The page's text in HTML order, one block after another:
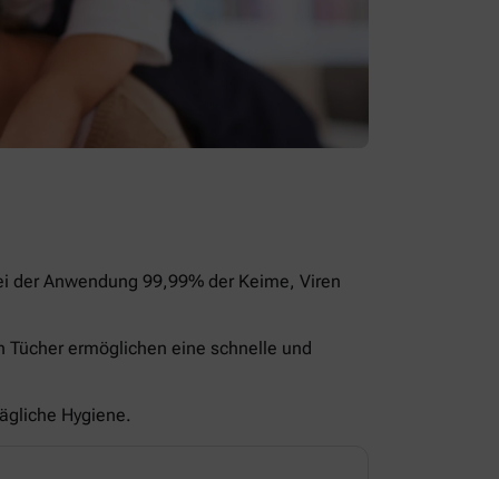
der Anwendung 99,99% der Keime, Viren
ermöglichen eine schnelle und
Hygiene.